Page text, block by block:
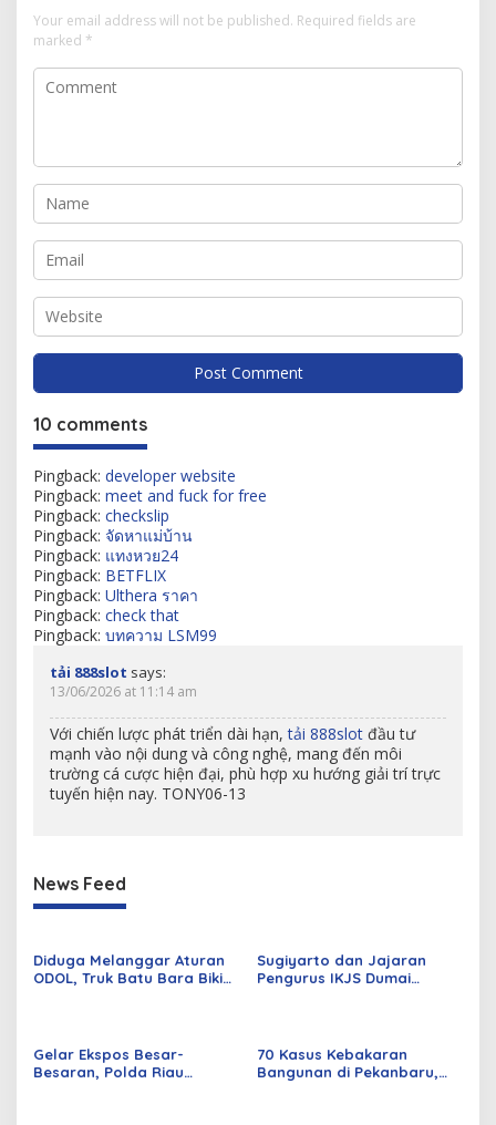
Your email address will not be published. Required fields are
marked *
10 comments
Pingback: developer website
Pingback: meet and fuck for free
Pingback: checkslip
Pingback: จัดหาแม่บ้าน
Pingback: แทงหวย24
Pingback: BETFLIX
Pingback: Ulthera ราคา
Pingback: check that
Pingback: บทความ LSM99
tải 888slot says:
13/06/2026 at 11:14 am
Với chiến lược phát triển dài hạn,tải 888slot đầu tư
mạnh vào nội dung và công nghệ, mang đến môi
trường cá cược hiện đại, phù hợp xu hướng giải trí trực
tuyến hiện nay. TONY06-13
News Feed
Diduga Melanggar Aturan
ODOL, Truk Batu Bara Bikin
Sugiyarto dan Jajaran
Pengurus IKJS Dumai
Gelar Ekspos Besar-
Besaran, Polda Riau
70 Kasus Kebakaran
Bangunan di Pekanbaru,